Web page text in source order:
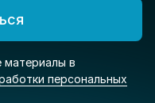
материалы в
персональных